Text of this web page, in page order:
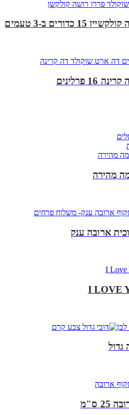
15 כדורים ב-3 טעמים
16 פרלינים
מהירה
ארובה ענק
גדול
ס"מ